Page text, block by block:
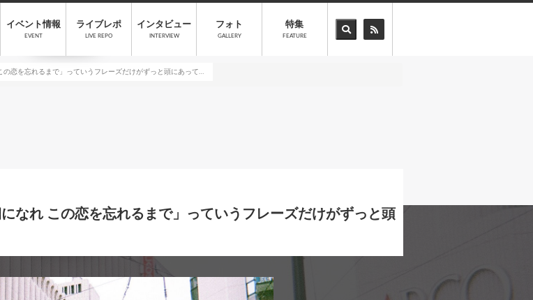
イベント情報
EVENT
ライブレポ
LIVE REPO
インタビュー
INTERVIEW
フォト
GALLERY
特集
FEATURE
恋を忘れるまで」っていうフレーズだけがずっと頭にあって…
なれ この恋を忘れるまで」っていうフレーズだけがずっと頭